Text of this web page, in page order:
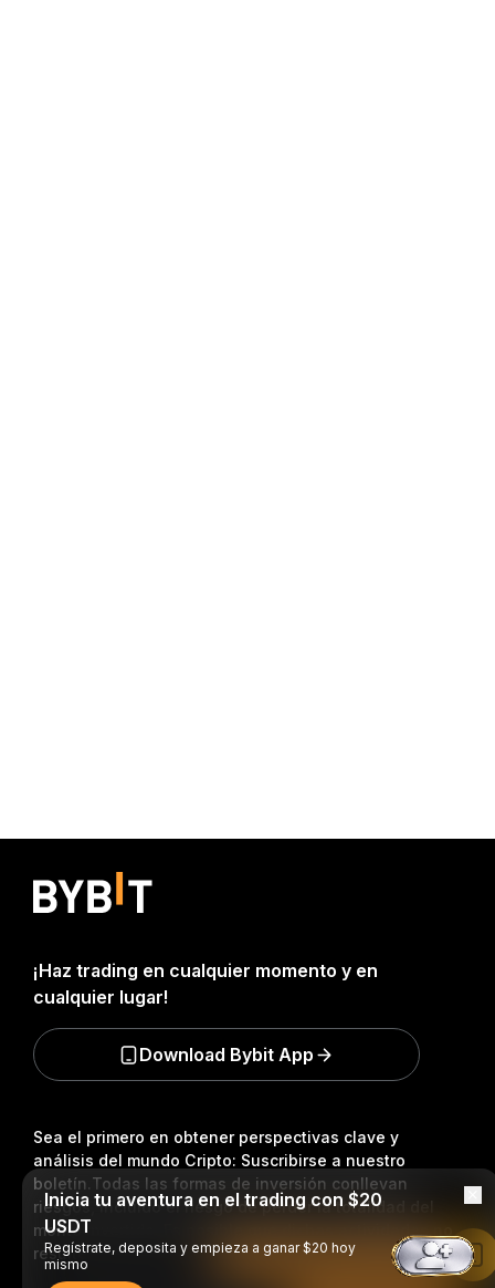
Sea el primero en obtener perspectivas clave y
análisis del mundo Cripto: Suscribirse a nuestro
boletín.Todas las formas de inversión conllevan
riesgos, incluido el riesgo de perder la totalidad del
monto invertido. Es posible que dichas actividades no
resulten adecuadas para todos.
¡Haz trading en cualquier momento y en
cualquier lugar!
Download Bybit App
Inicia tu aventura en el trading con $20
USDT
Regístrate, deposita y empieza a ganar $20 hoy
mismo
Leer en la aplicación de Bybit